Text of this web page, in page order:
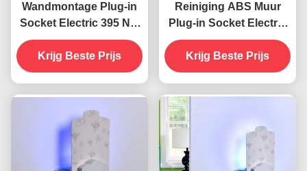
Wandmontage Plug-in
Socket Electric 395 NM
UV
muggenverdelgende
lamp vliegende
Krijg Beste Prijs
Reiniging ABS Muur
Plug-in Socket Electric
395 NM UV
muggenverdelgende
lamp Vliegende
Krijg Beste Prijs